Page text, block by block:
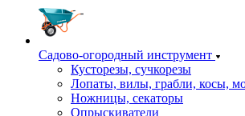
Садово-огородный инструмент
Кусторезы, сучкорезы
Лопаты, вилы, грабли, косы,
Ножницы, секаторы
Опрыскиватели